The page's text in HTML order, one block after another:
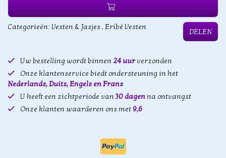
Categorieën: Vesten & Jasjes, Eribé Vesten
DELEN
Uw bestelling wordt binnen 24 uurverzonden
Onze klantenservice biedt ondersteuning in het
Nederlands, Duits, Engels en Frans
U heeft een zichtperiode van30 dagenna ontvangst
Onze klanten waarderen ons met 9,6